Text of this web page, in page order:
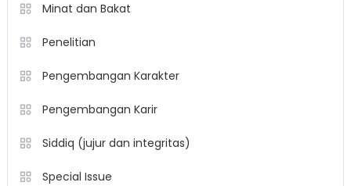
Minat dan Bakat
Penelitian
Pengembangan Karakter
Pengembangan Karir
Siddiq (jujur dan integritas)
Special Issue